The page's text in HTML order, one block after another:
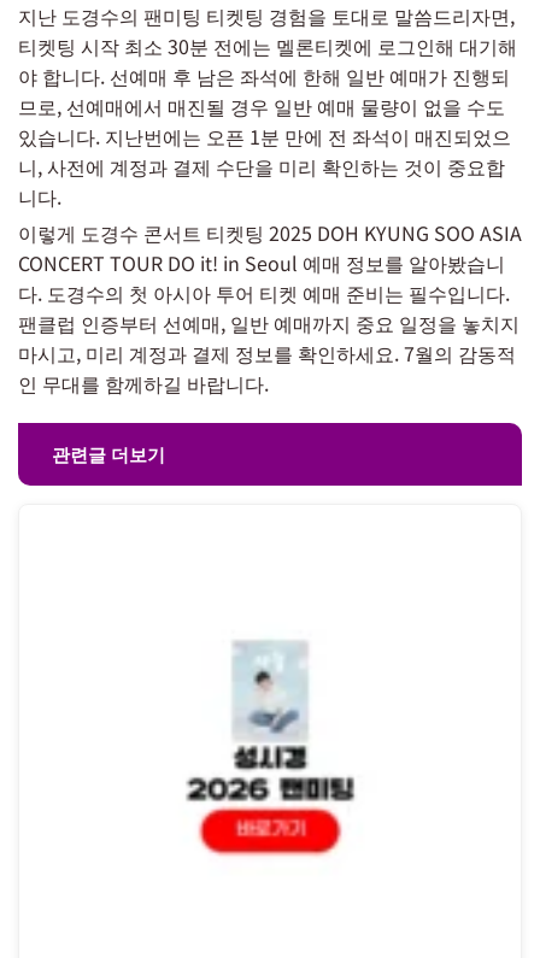
지난 도경수의 팬미팅 티켓팅 경험을 토대로 말씀드리자면,
티켓팅 시작 최소 30분 전에는 멜론티켓에 로그인해 대기해
야 합니다. 선예매 후 남은 좌석에 한해 일반 예매가 진행되
므로, 선예매에서 매진될 경우 일반 예매 물량이 없을 수도
있습니다. 지난번에는 오픈 1분 만에 전 좌석이 매진되었으
니, 사전에 계정과 결제 수단을 미리 확인하는 것이 중요합
니다.
이렇게 도경수 콘서트 티켓팅 2025 DOH KYUNG SOO ASIA
CONCERT TOUR DO it! in Seoul 예매 정보를 알아봤습니
다. 도경수의 첫 아시아 투어 티켓 예매 준비는 필수입니다.
팬클럽 인증부터 선예매, 일반 예매까지 중요 일정을 놓치지
마시고, 미리 계정과 결제 정보를 확인하세요. 7월의 감동적
인 무대를 함께하길 바랍니다.
관련글 더보기